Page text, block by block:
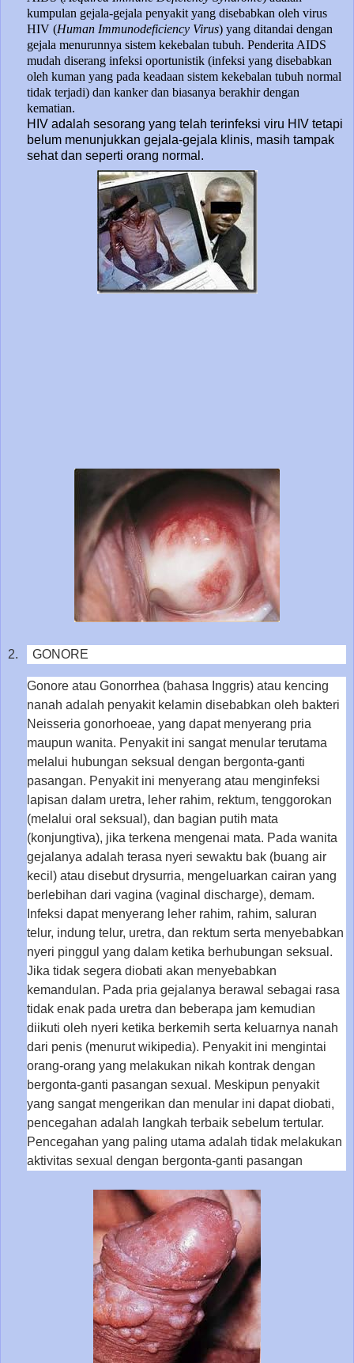
kumpulan gejala-gejala penyakit yang disebabkan oleh virus
HIV (Human Immunodeficiency Virus) yang ditandai dengan
gejala menurunnya sistem kekebalan tubuh. Penderita AIDS
mudah diserang infeksi oportunistik (infeksi yang disebabkan
oleh kuman yang pada keadaan sistem kekebalan tubuh normal
tidak terjadi) dan kanker dan biasanya berakhir dengan
kematian.
HIV adalah sesorang yang telah terinfeksi viru HIV tetapi
belum menunjukkan gejala-gejala klinis, masih tampak
sehat dan seperti orang normal.
2. GONORE
Gonore atau Gonorrhea (bahasa Inggris) atau kencing
nanah adalah penyakit kelamin disebabkan oleh bakteri
Neisseria gonorhoeae, yang dapat menyerang pria
maupun wanita. Penyakit ini sangat menular terutama
melalui hubungan seksual dengan bergonta-ganti
pasangan. Penyakit ini menyerang atau menginfeksi
lapisan dalam uretra, leher rahim, rektum, tenggorokan
(melalui oral seksual), dan bagian putih mata
(konjungtiva), jika terkena mengenai mata. Pada wanita
gejalanya adalah terasa nyeri sewaktu bak (buang air
kecil) atau disebut drysurria, mengeluarkan cairan yang
berlebihan dari vagina (vaginal discharge), demam.
Infeksi dapat menyerang leher rahim, rahim, saluran
telur, indung telur, uretra, dan rektum serta menyebabkan
nyeri pinggul yang dalam ketika berhubungan seksual.
Jika tidak segera diobati akan menyebabkan
kemandulan. Pada pria gejalanya berawal sebagai rasa
tidak enak pada uretra dan beberapa jam kemudian
diikuti oleh nyeri ketika berkemih serta keluarnya nanah
dari penis (menurut wikipedia). Penyakit ini mengintai
orang-orang yang melakukan nikah kontrak dengan
bergonta-ganti pasangan sexual. Meskipun penyakit
yang sangat mengerikan dan menular ini dapat diobati,
pencegahan adalah langkah terbaik sebelum tertular.
Pencegahan yang paling utama adalah tidak melakukan
aktivitas sexual dengan bergonta-ganti pasangan